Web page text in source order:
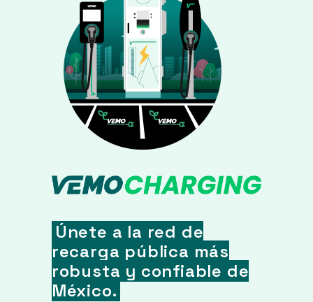
Únete a la red de
recarga pública más
robusta y confiable de
México.